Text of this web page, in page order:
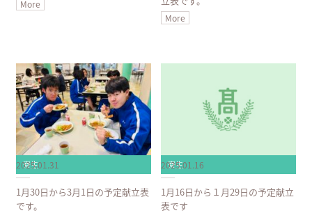
More
More
寮生
2025.01.31
1月30日から3月1日の予定献立表
です。
寮生
2025.01.16
1月16日から１月29日の予定献立
表です